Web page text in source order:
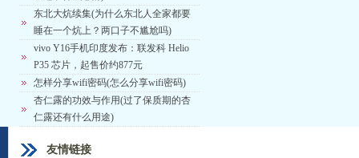
东北大炕续集(为什么东北人全家都要
睡在一个炕上？两口子不尴尬吗)
vivo Y16手机印度发布：联发科 Helio
P35 芯片，起售价约877元
怎样分享wifi密码(怎么分享wifi密码)
杏仁露的功效与作用(过了保质期的杏
仁露还有什么用途)
友情链接